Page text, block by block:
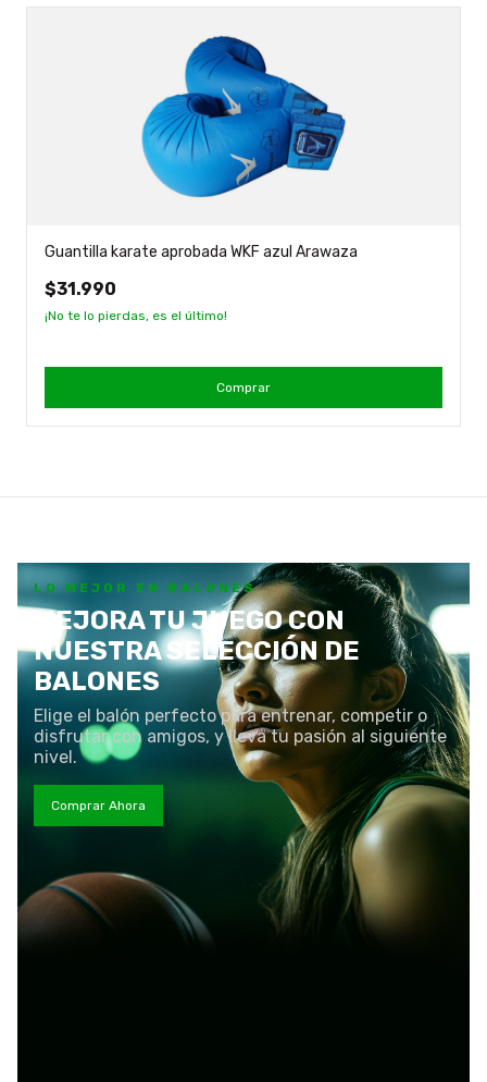
Guantilla karate aprobada WKF azul Arawaza
$31.990
¡No te lo pierdas, es el último!
Comprar
LO MEJOR EN BALONES
MEJORA TU JUEGO CON
NUESTRA SELECCIÓN DE
BALONES
Elige el balón perfecto para entrenar, competir o
disfrutar con amigos, y lleva tu pasión al siguiente
nivel.
Comprar Ahora